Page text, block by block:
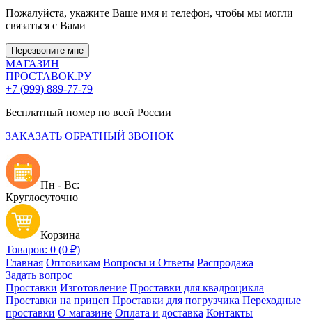
Пожалуйста, укажите Ваше имя и телефон, чтобы мы могли
связаться с Вами
Перезвоните мне
МАГАЗИН
ПРОСТАВОК.РУ
+7 (999) 889-77-79
Бесплатный номер по всей России
ЗАКАЗАТЬ ОБРАТНЫЙ ЗВОНОК
Пн - Вс:
Круглосуточно
Корзина
Товаров: 0 (0 ₽)
Главная Оптовикам Вопросы и Ответы Распродажа
Задать вопрос
Проставки Изготовление Проставки для квадроцикла
Проставки на прицеп Проставки для погрузчика Переходные
проставки О магазине Оплата и доставка Контакты